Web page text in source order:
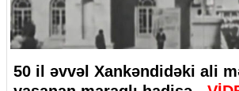
50 il əvvəl Xankəndidəki ali